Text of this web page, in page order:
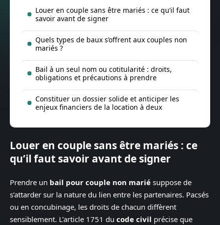
Louer en couple sans être mariés : ce qu’il faut
savoir avant de signer
Quels types de baux s’offrent aux couples non
mariés ?
Bail à un seul nom ou cotitularité : droits,
obligations et précautions à prendre
Constituer un dossier solide et anticiper les
enjeux financiers de la location à deux
Louer en couple sans être mariés : ce
qu’il faut savoir avant de signer
Prendre un bail pour couple non marié suppose de
s’attarder sur la nature du lien entre les partenaires. Pacsés
ou en concubinage, les droits de chacun diffèrent
sensiblement. L’article 1751 du code civil précise que